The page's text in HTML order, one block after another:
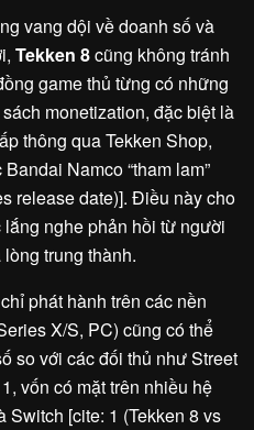
vang dội về doanh số và
Tekken 8cũng không tránh
game thủ từng có những
monetization, đặc biệt là
thông qua Tekken Shop,
Namco “tham lam”
release date)]. Điều này cho
nghe phản hồi từ người
trung thành.
chỉ phát hành trên các nền
X/S, PC) cũng có thể
so với các đối thủ như Street
vốn có mặt trên nhiều hệ
Switch [cite: 1 (Tekken 8 vs